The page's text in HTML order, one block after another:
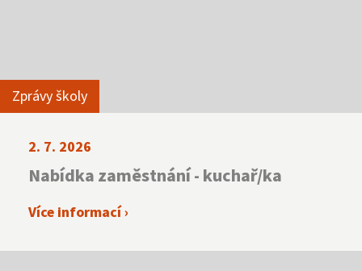
Zprávy školy
2. 7. 2026
Nabídka zaměstnání - kuchař/ka
Více informací ›